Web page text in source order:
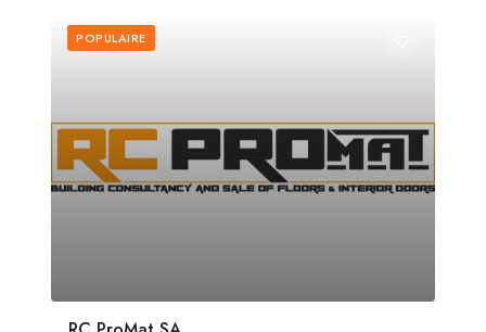
POPULAIRE